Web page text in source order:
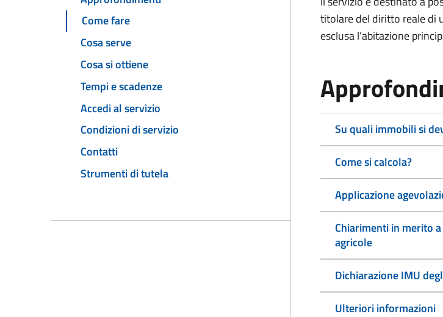
Come fare
Cosa serve
Cosa si ottiene
Tempi e scadenze
Accedi al servizio
Condizioni di servizio
Contatti
Strumenti di tutela
titolare del diritto reale di
esclusa l’abitazione
Su quali immobili si
Come si calcola?
Applicazione
Chiarimenti in merito
agricole
Dichiarazione IMU
Ulteriori informazioni